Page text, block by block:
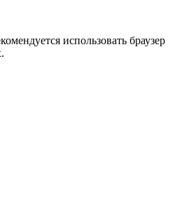
использовать браузер